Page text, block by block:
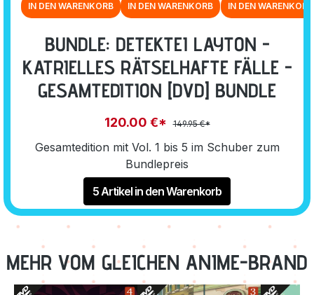
BUNDLE: DETEKTEI LAYTON -
KATRIELLES RÄTSELHAFTE FÄLLE -
GESAMTEDITION [DVD] BUNDLE
120.00 €* 149.95 €*
Gesamtedition mit Vol. 1 bis 5 im Schuber zum
Bundlepreis
5 Artikel in den Warenkorb
IN DEN WARENKORB IN DEN WARENKORB IN DEN WARENKORB
MEHR VOM GLEICHEN ANIME-BRAND